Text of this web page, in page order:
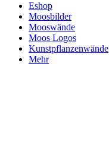
Eshop
Moosbilder
Mooswände
Moos Logos
Kunstpflanzenwände
Mehr